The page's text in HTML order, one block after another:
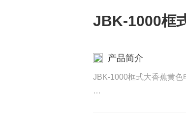
JBK-1000框
产品简介
JBK-1000框式大香蕉黄色